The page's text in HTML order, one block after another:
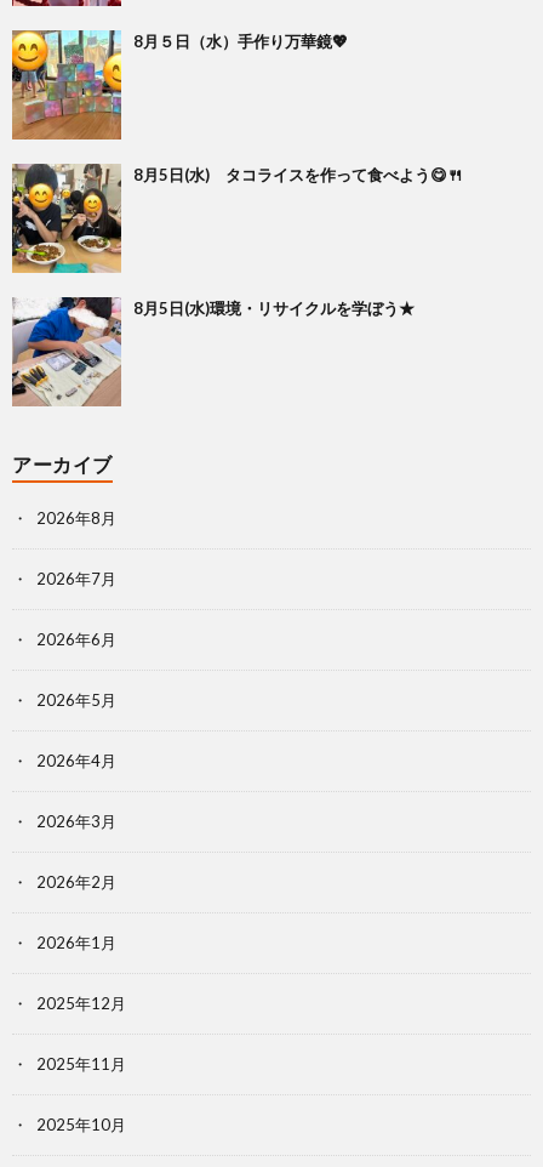
8月５日（水）手作り万華鏡💖
8月5日(水) タコライスを作って食べよう😋🍴
8月5日(水)環境・リサイクルを学ぼう★
アーカイブ
2026年8月
2026年7月
2026年6月
2026年5月
2026年4月
2026年3月
2026年2月
2026年1月
2025年12月
2025年11月
2025年10月